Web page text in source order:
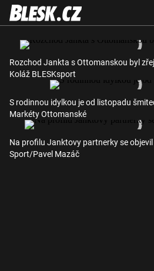
Rozchod Jankta s Ottomanskou byl
Koláž BLESKsport
S rodinnou idylkou je od listopadu
Markéty Ottomanské
Na profilu Janktovy partnerky se
Sport/Pavel Mazáč